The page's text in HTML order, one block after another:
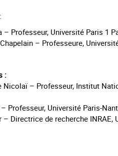
:
– Professeur, Université Paris 1
– Professeure,
:
Nicolaï – Professeur, Institut
Professeur, Université Paris-
– Directrice de recherche INRAE,